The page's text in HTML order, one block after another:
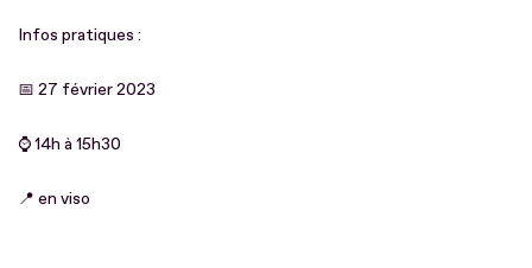
Infos pratiques :
📅 27 février 2023
⌚ 14h à 15h30
📍 en viso